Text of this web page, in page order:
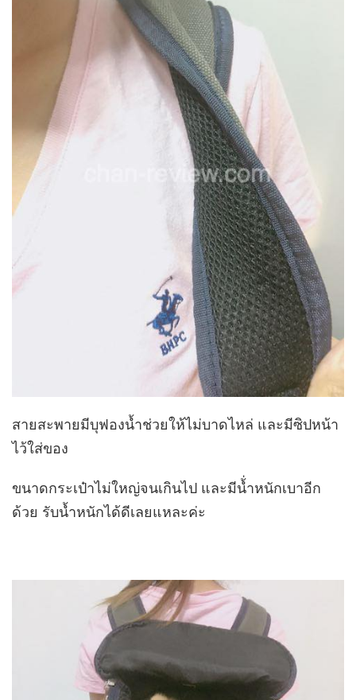
สายสะพายมีบุฟองน้ำช่วยให้ไม่บาดไหล่ และมีซิปหน้า
ไว้ใส่ของ
ขนาดกระเป๋าไม่ใหญ่จนเกินไป และมีน้่ำหนักเบาอีก
ด้วย รับน้ำหนักได้ดีเลยแหละค่ะ